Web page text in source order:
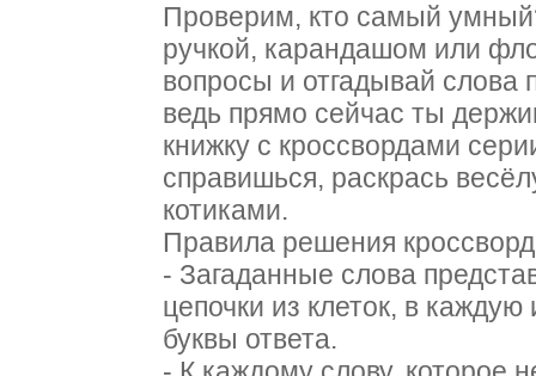
Проверим, кто самый
ручкой, карандашом или
вопросы и отгадывай слова
ведь прямо сейчас ты
книжку с кроссвордами
справишься, раскрась
котиками.
Правила решения
- Загаданные слова
цепочки из клеток, в
буквы ответа.